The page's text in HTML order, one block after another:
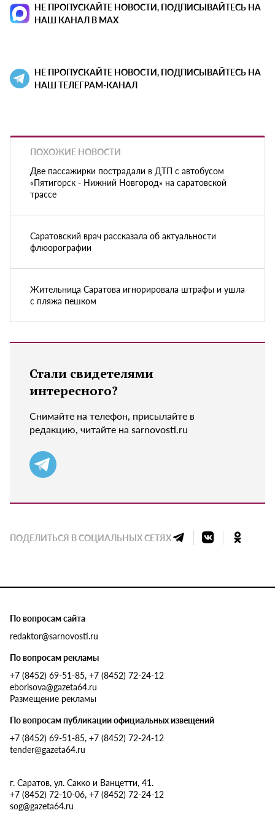
НЕ ПРОПУСКАЙТЕ НОВОСТИ, ПОДПИСЫВАЙТЕСЬ НА
НАШ КАНАЛ В MAX
НЕ ПРОПУСКАЙТЕ НОВОСТИ, ПОДПИСЫВАЙТЕСЬ НА
НАШ ТЕЛЕГРАМ-КАНАЛ
ПОХОЖИЕ НОВОСТИ
Две пассажирки пострадали в ДТП с автобусом
«Пятигорск - Нижний Новгород» на саратовской
трассе
Саратовский врач рассказала об актуальности
флюорографии
Жительница Саратова игнорировала штрафы и ушла
с пляжа пешком
Стали свидетелями
интересного?
Снимайте на телефон, присылайте в
редакцию, читайте на sarnovosti.ru
ПОДЕЛИТЬСЯ В СОЦИАЛЬНЫХ СЕТЯХ
По вопросам сайта
redaktor@sarnovosti.ru
По вопросам рекламы
+7 (8452) 69-51-85, +7 (8452) 72-24-12
eborisova@gazeta64.ru
Размещение рекламы
По вопросам публикации официальных извещений
+7 (8452) 69-51-85, +7 (8452) 72-24-12
tender@gazeta64.ru
г. Саратов, ул. Сакко и Ванцетти, 41.
+7 (8452) 72-10-06, +7 (8452) 72-24-12
sog@gazeta64.ru